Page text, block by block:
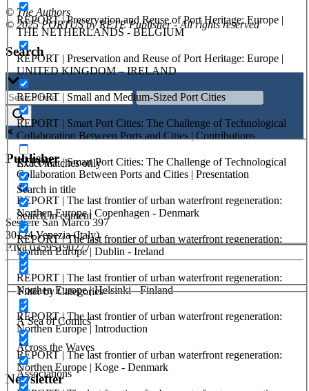
REPORT | Preservation and Reuse of Port Heritage: Europe |
THE NETHERLANDS - BELGIUM
REPORT | Preservation and Reuse of Port Heritage: Europe |
UNITED KINGDOM – IRELAND
REPORT | Small and Medium-Sized Port Cities
REPORT | Smart Port Cities: The Challenge of Technological
Collaboration Between Ports and Cities | Contributions
REPORT | Smart Port Cities: The Challenge of Technological
Collaboration Between Ports and Cities | Presentation
REPORT | The last frontier of urban waterfront regeneration:
Northen Europe | Copenhagen - Denmark
REPORT | The last frontier of urban waterfront regeneration:
Northen Europe | Dublin - Ireland
REPORT | The last frontier of urban waterfront regeneration:
Northen Europe | Helsinki - Finland
REPORT | The last frontier of urban waterfront regeneration:
Northen Europe | Introduction
REPORT | The last frontier of urban waterfront regeneration:
Northen Europe | Koge - Denmark
© The Authors
© 2025 PORTUS by RETE Publisher - All rights reserved
Search
Exact matches only
Search in title
Search in content
Filter by Categories
A Sea of Comics
Across the Waves
Associations
Publisher
RETE – Association for the Collaboration between Ports and Cities
Sestiere San Marco 397
30124 Venezia (Italy)
P.Iva 03595190277
PORTUS - Port-city Relationship and Urban Waterfront
Redevelopment
ISSN: 2282-5789 (online)
ISSN: 1825-9561 (print)
Registration at the Tribunale di Venezia under no. 1502
(07.03.2005)
Newsletter